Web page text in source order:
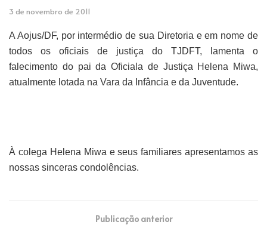
3 de novembro de 2011
A Aojus/DF, por intermédio de sua Diretoria e em nome de
todos os oficiais de justiça do TJDFT, lamenta o
falecimento do pai da Oficiala de Justiça Helena Miwa,
atualmente lotada na Vara da Infância e da Juventude.
À colega Helena Miwa e seus familiares apresentamos as
nossas sinceras condolências.
Publicação anterior